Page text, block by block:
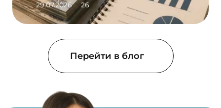
29.07.2026 26
Перейти в блог